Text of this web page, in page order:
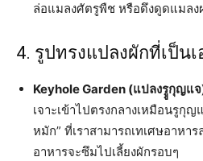
ล่อแมลงศัตรูพืช หรือดึงดูดแมลง
4. รูปทรงแปลงผักที่เป็น
Keyhole Garden (แปลงรููกุญแ
เจาะเข้าไปตรงกลางเหมือนรูกุญ
หมัก” ที่เราสามารถเทเศษอาหา
อาหารจะซึมไปเลี้ยงผักรอบๆ